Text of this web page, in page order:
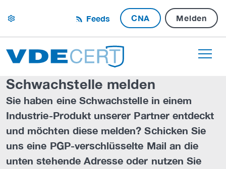
settings Feeds CNA Melden
Schwachstelle melden
Sie haben eine Schwachstelle in einem
Industrie-Produkt unserer Partner entdeckt
und möchten diese melden? Schicken Sie
uns eine PGP-verschlüsselte Mail an die
unten stehende Adresse oder nutzen Sie